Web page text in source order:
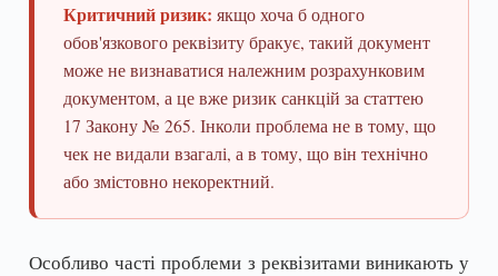
Критичний ризик: якщо хоча б одного
обов'язкового реквізиту бракує, такий документ
може не визнаватися належним розрахунковим
документом, а це вже ризик санкцій за статтею
17 Закону № 265. Інколи проблема не в тому, що
чек не видали взагалі, а в тому, що він технічно
або змістовно некоректний.
Особливо часті проблеми з реквізитами виникають у